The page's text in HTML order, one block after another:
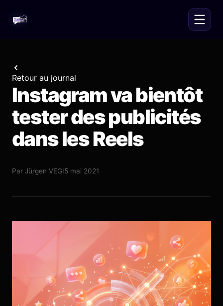
Retour au journal
Instagram va bientôt
tester des publicités
dans les Reels
Par Jürgen VEGI5 mai 2021